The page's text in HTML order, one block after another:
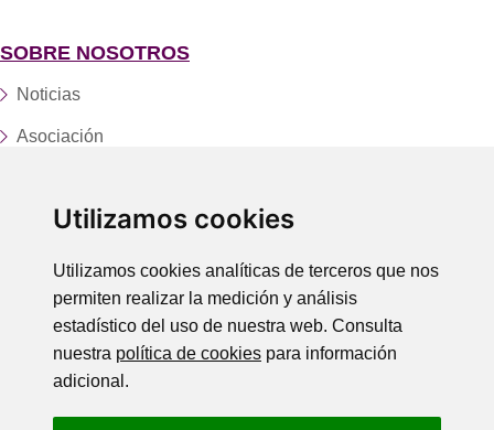
Utilizamos cookies
Utilizamos cookies analíticas de terceros que nos
permiten realizar la medición y análisis
estadístico del uso de nuestra web. Consulta
nuestra política de cookies para información
adicional.
SOBRE NOSOTROS
Noticias
Asociación
Servicios y centros
Trabaja con nosotros
Donaciones
Contacto